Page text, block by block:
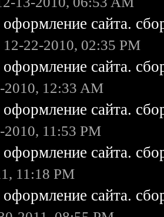
сайта.
22-2010, 02:35 PM
сайта.
2010, 12:33 AM
сайта.
2010, 11:53 PM
сайта.
11:18 PM
сайта.